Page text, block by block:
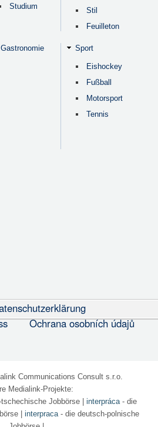
Studium
Stil
Feuilleton
Gastronomie Sport
Eishockey
Fußball
Motorsport
Tennis
Ochrana osobních údajů
Communications Consult s.r.o.
Medialink-Projekte:
Jobbörse| interpráca- die
| interpraca- die deutsch-polnische